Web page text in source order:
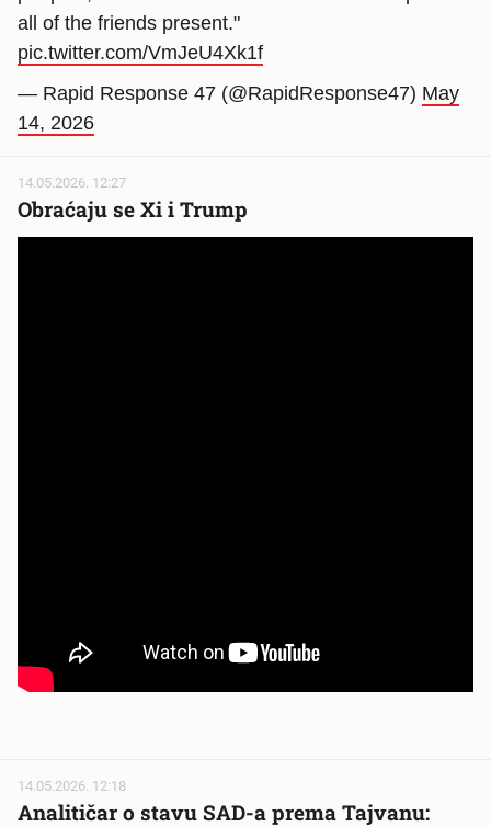
all of the friends present."
pic.twitter.com/VmJeU4Xk1f
— Rapid Response 47 (@RapidResponse47) May
14, 2026
14.05.2026. 12:27
Obraćaju se Xi i Trump
14.05.2026. 12:18
Analitičar o stavu SAD-a prema Tajvanu: